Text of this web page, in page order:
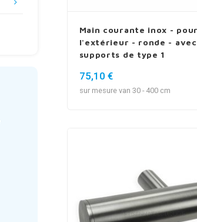
Main courante inox - pour
l'extérieur - ronde - avec
supports de type 1
75,10 €
sur mesure van 30 - 400 cm